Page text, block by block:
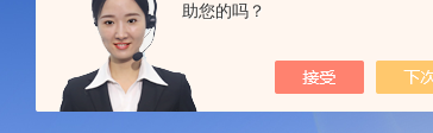
助您的吗？